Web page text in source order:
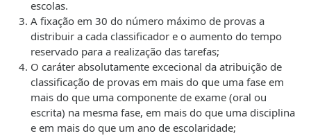
escolas.
A fixação em 30 do número máximo de provas a
distribuir a cada classificador e o aumento do tempo
reservado para a realização das tarefas;
O caráter absolutamente excecional da atribuição de
classificação de provas em mais do que uma fase em
mais do que uma componente de exame (oral ou
escrita) na mesma fase, em mais do que uma disciplina
e em mais do que um ano de escolaridade;